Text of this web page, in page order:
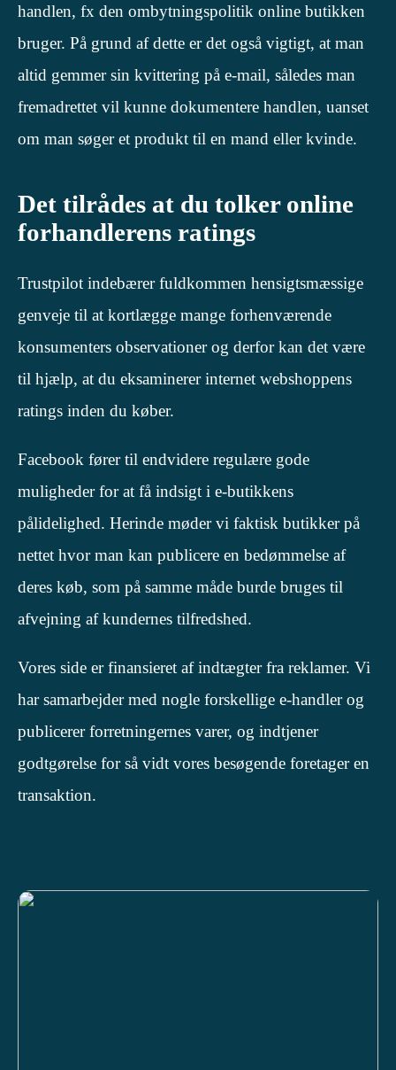
handlen, fx den ombytningspolitik online butikken
bruger. På grund af dette er det også vigtigt, at man
altid gemmer sin kvittering på e-mail, således man
fremadrettet vil kunne dokumentere handlen, uanset
om man søger et produkt til en mand eller kvinde.
Det tilrådes at du tolker online
forhandlerens ratings
Trustpilot indebærer fuldkommen hensigtsmæssige
genveje til at kortlægge mange forhenværende
konsumenters observationer og derfor kan det være
til hjælp, at du eksaminerer internet webshoppens
ratings inden du køber.
Facebook fører til endvidere regulære gode
muligheder for at få indsigt i e-butikkens
pålidelighed. Herinde møder vi faktisk butikker på
nettet hvor man kan publicere en bedømmelse af
deres køb, som på samme måde burde bruges til
afvejning af kundernes tilfredshed.
Vores side er finansieret af indtægter fra reklamer. Vi
har samarbejder med nogle forskellige e-handler og
publicerer forretningernes varer, og indtjener
godtgørelse for så vidt vores besøgende foretager en
transaktion.